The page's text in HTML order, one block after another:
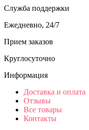
Служба поддержки
Ежедневно, 24/7
Прием заказов
Круглосуточно
Информация
Доставка и оплата
Отзывы
Все товары
Контакты